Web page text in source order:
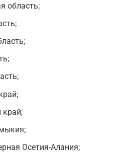
область;
край;
Осетия-Алания;